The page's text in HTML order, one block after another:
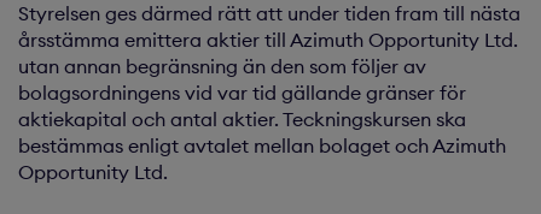
Styrelsen ges därmed rätt att under tiden fram till nästa
årsstämma emittera aktier till Azimuth Opportunity Ltd.
utan annan begränsning än den som följer av
bolagsordningens vid var tid gällande gränser för
aktiekapital och antal aktier. Teckningskursen ska
bestämmas enligt avtalet mellan bolaget och Azimuth
Opportunity Ltd.